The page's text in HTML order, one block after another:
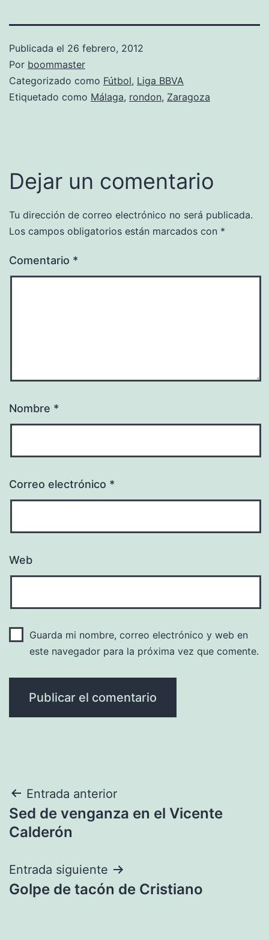
Publicada el 26 febrero, 2012
Por boommaster
Categorizado como Fútbol, Liga BBVA
Etiquetado como Málaga, rondon, Zaragoza
Dejar un comentario
Tu dirección de correo electrónico no será publicada.
Los campos obligatorios están marcados con *
Comentario *
Nombre *
Correo electrónico *
Web
Guarda mi nombre, correo electrónico y web en
este navegador para la próxima vez que comente.
Navegación
de
Entrada anterior
Sed de venganza en el Vicente
Calderón
Entrada siguiente
Golpe de tacón de Cristiano